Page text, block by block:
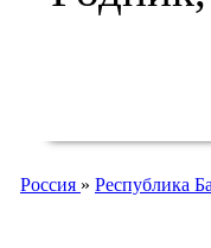
Россия » Республика